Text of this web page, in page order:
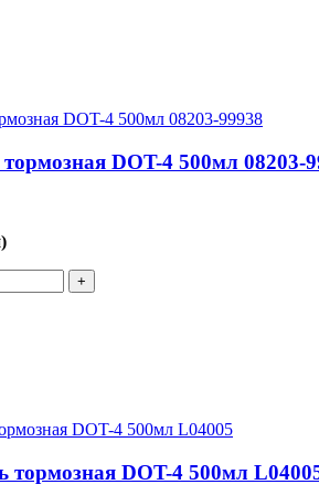
DOT-4 500мл 08203-
+
тормозная DOT-4 500мл